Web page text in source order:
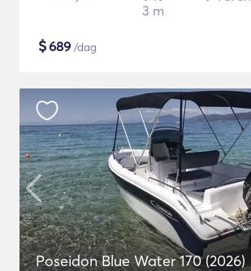
3 m
$689 /dag
Poseidon Blue Water 170 (2026)